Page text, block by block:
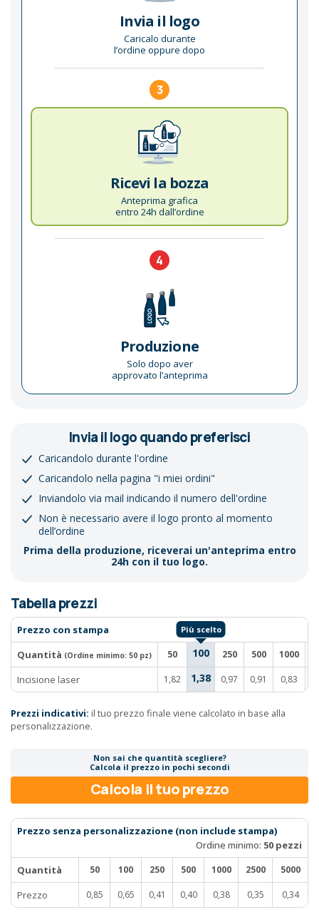
Invia il logo
Caricalo durante
l’ordine oppure dopo
3
Ricevi la bozza
Anteprima grafica
entro 24h dall’ordine
4
Produzione
Solo dopo aver
approvato l’anteprima
Invia il logo quando preferisci
Caricandolo durante l'ordine
Caricandolo nella pagina "i miei ordini"
Inviandolo via mail indicando il numero dell'ordine
Non è necessario avere il logo pronto al momento
dell’ordine
Prima della produzione, riceverai un'anteprima entro
24h con il tuo logo.
Tabella prezzi
Prezzo con stampa
Quantità (Ordine minimo: 50 pz) 50 100 250 500 1000
Incisione laser 1,82 1,38 0,97 0,91 0,83
Prezzi indicativi: il tuo prezzo finale viene calcolato in base alla
personalizzazione.
Non sai che quantità scegliere?
Calcola il prezzo in pochi secondi
Calcola il tuo prezzo
Prezzo senza personalizzazione (non include stampa)
Ordine minimo: 50 pezzi
Quantità
50 100 250 500 1000 2500 5000
Prezzo 0,85 0,65 0,41 0,40 0,38 0,35 0,34